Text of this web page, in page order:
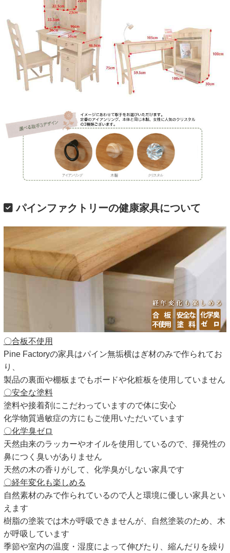
パインファクトリーの健康家具について
〇合板不使用
Pine Factoryの家具はパイン無垢横はぎ材のみで作られてお
り、
製品の裏面や棚板までもボードや化粧板を使用していません
〇安全な塗料
塗料や接着剤にこだわっていますので体に安心
化学物質過敏症の方にもご使用いただいています
〇化学臭ゼロ
天然由来のラッカーやオイルを使用しているので、揮発性の
鼻につく臭いがありません
天然の木の香りがして、化学臭がしない家具です
〇経年変化も楽しめる
自然素材のみで作られているので人と環境に優しい家具とい
えます
樹脂の塗装では木が呼吸できませんが、自然塗装のため、木
が呼吸しています
季節や室内の温度・湿度によって伸びたり、縮んだりを繰り